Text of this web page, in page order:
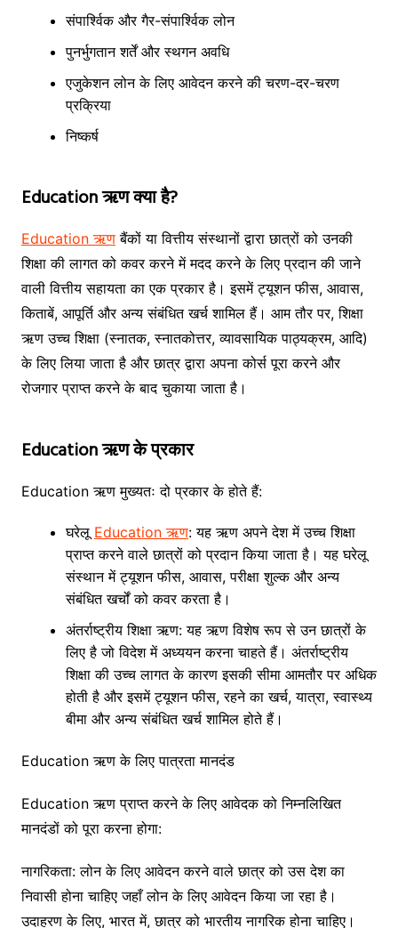
संपार्श्विक और गैर-संपार्श्विक लोन
पुनर्भुगतान शर्तें और स्थगन अवधि
एजुकेशन लोन के लिए आवेदन करने की चरण-दर-चरण
प्रक्रिया
निष्कर्ष
Education ऋण क्या है?
Education ऋणबैंकों या वित्तीय संस्थानों द्वारा छात्रों को उनकी
शिक्षा की लागत को कवर करने में मदद करने के लिए प्रदान की जाने
वाली वित्तीय सहायता का एक प्रकार है। इसमें ट्यूशन फीस, आवास,
किताबें, आपूर्ति और अन्य संबंधित खर्च शामिल हैं। आम तौर पर, शिक्षा
ऋण उच्च शिक्षा (स्नातक, स्नातकोत्तर, व्यावसायिक पाठ्यक्रम, आदि)
के लिए लिया जाता है और छात्र द्वारा अपना कोर्स पूरा करने और
रोजगार प्राप्त करने के बाद चुकाया जाता है।
Education ऋण के प्रकार
Education ऋण मुख्यतः दो प्रकार के होते हैं:
घरेलू Education ऋण: यह ऋण अपने देश में उच्च शिक्षा
प्राप्त करने वाले छात्रों को प्रदान किया जाता है। यह घरेलू
संस्थान में ट्यूशन फीस, आवास, परीक्षा शुल्क और अन्य
संबंधित खर्चों को कवर करता है।
अंतर्राष्ट्रीय शिक्षा ऋण: यह ऋण विशेष रूप से उन छात्रों के
लिए है जो विदेश में अध्ययन करना चाहते हैं। अंतर्राष्ट्रीय
शिक्षा की उच्च लागत के कारण इसकी सीमा आमतौर पर अधिक
होती है और इसमें ट्यूशन फीस, रहने का खर्च, यात्रा, स्वास्थ्य
बीमा और अन्य संबंधित खर्च शामिल होते हैं।
Education ऋण के लिए पात्रता मानदंड
Education ऋण प्राप्त करने के लिए आवेदक को निम्नलिखित
मानदंडों को पूरा करना होगा:
नागरिकता: लोन के लिए आवेदन करने वाले छात्र को उस देश का
निवासी होना चाहिए जहाँ लोन के लिए आवेदन किया जा रहा है।
उदाहरण के लिए, भारत में, छात्र को भारतीय नागरिक होना चाहिए।